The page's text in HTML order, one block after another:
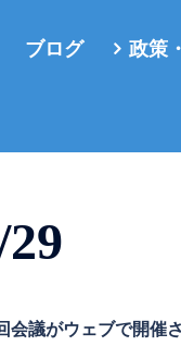
ブログ 政策
会議がウェブで開催さ